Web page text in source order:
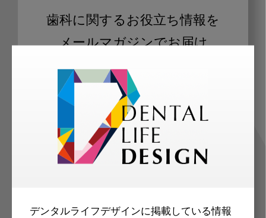
デンタルライフデザインに掲載している情報
歯科に関するお役立ち情報を
メールマガジンでお届け
ご登録いただいた職種（歯科医師、歯
科衛生士、歯科技工士）に合わせた内
容のメールマガジンをお届けします。